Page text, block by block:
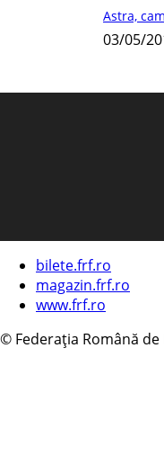
Astra,
03/05/
bilete.frf.ro
magazin.frf.ro
www.frf.ro
© Federația Română